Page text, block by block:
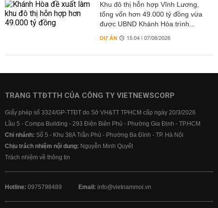
Khu đô thị hỗn hợp Vĩnh Lương,
tổng vốn hơn 49.000 tỷ đồng vừa
được UBND Khánh Hòa trình...
DỰ ÁN 15:04 | 07/08/2026
TRANG TTĐTTH CỦA CÔNG TY VIETNEWSCORP
Giấy phép số 3324/GP-TTĐT do Sở VH&TT TPHCM cấp ngày 20/3/2026
Lầu 5 - Compa Building - 293 Điện Biên Phủ - Phường Gia Định - TP.HCM
Chi nhánh: Số 5 - Khu 38A Trần Phú - Phường Ba Đình - TP. Hà Nội
Chịu trách nhiệm nội dung: Nguyễn Minh Quyết
Trách nhiệm về thông tin
Hotline: 0975798489 Email: info@vietnammoi.vn